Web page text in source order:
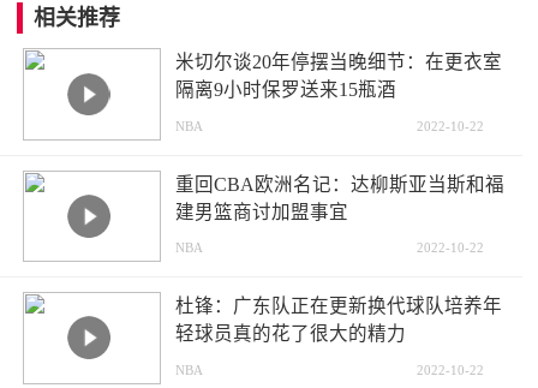
相关推荐
米切尔谈20年停摆当晚细节：在更衣室
隔离9小时保罗送来15瓶酒
NBA 2022-10-22
重回CBA欧洲名记：达柳斯亚当斯和福
建男篮商讨加盟事宜
NBA 2022-10-22
杜锋：广东队正在更新换代球队培养年
轻球员真的花了很大的精力
NBA 2022-10-22